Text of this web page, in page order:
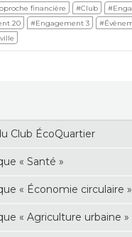
financière #Club
20
#Engagement 3
Club ÉcoQuartier
« Santé »
« Économie circulaire »
« Agriculture urbaine »